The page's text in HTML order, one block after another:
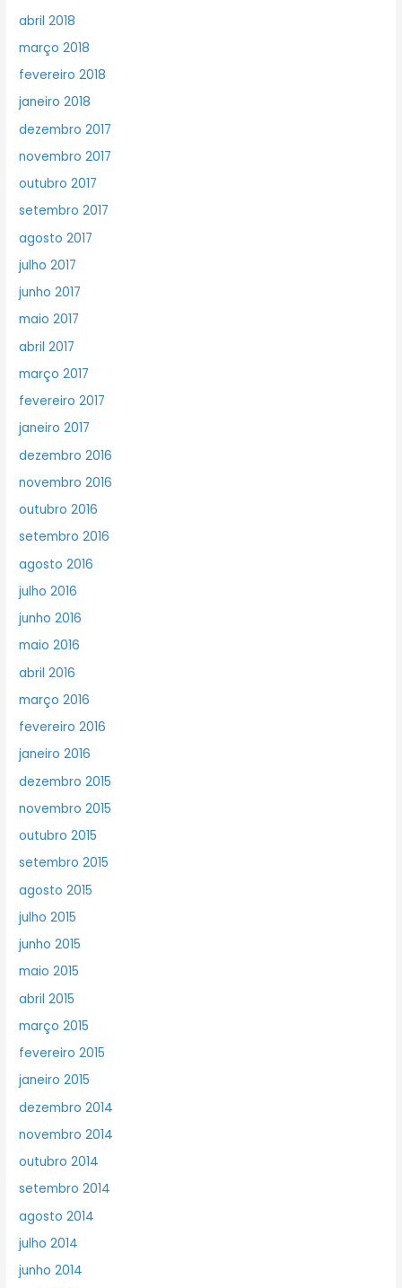
abril 2018
março 2018
fevereiro 2018
janeiro 2018
dezembro 2017
novembro 2017
outubro 2017
setembro 2017
agosto 2017
julho 2017
junho 2017
maio 2017
abril 2017
março 2017
fevereiro 2017
janeiro 2017
dezembro 2016
novembro 2016
outubro 2016
setembro 2016
agosto 2016
julho 2016
junho 2016
maio 2016
abril 2016
março 2016
fevereiro 2016
janeiro 2016
dezembro 2015
novembro 2015
outubro 2015
setembro 2015
agosto 2015
julho 2015
junho 2015
maio 2015
abril 2015
março 2015
fevereiro 2015
janeiro 2015
dezembro 2014
novembro 2014
outubro 2014
setembro 2014
agosto 2014
julho 2014
junho 2014